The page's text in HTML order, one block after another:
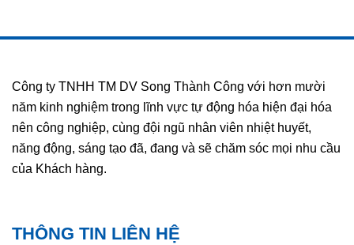
Công ty TNHH TM DV Song Thành Công với hơn mười
năm kinh nghiệm trong lĩnh vực tự động hóa hiện đại hóa
nên công nghiệp, cùng đội ngũ nhân viên nhiệt huyết,
năng động, sáng tạo đã, đang và sẽ chăm sóc mọi nhu cầu
của Khách hàng.
THÔNG TIN LIÊN HỆ